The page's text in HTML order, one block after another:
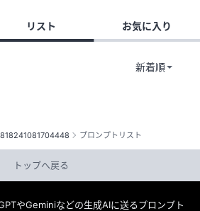
プロンプトリスト
リスト お気に入り
トップへ戻る
やGeminiなどの生成AIに送るプロンプト